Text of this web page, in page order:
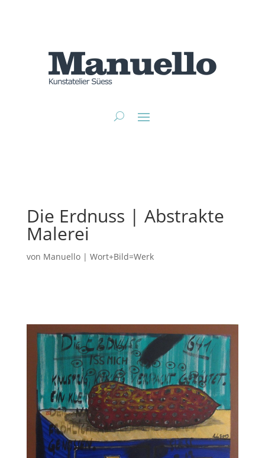
Die Erdnuss | Abstrakte
Malerei
von Manuello| Wort+Bild=Werk